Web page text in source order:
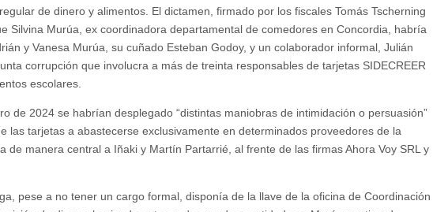
de dinero y alimentos. El dictamen, firmado por los fiscales Tomás Tscherning
Silvina Murúa, ex coordinadora departamental de comedores en Concordia, habría
y Vanesa Murúa, su cuñado Esteban Godoy, y un colaborador informal, Julián
corrupción que involucra a más de treinta responsables de tarjetas SIDECREER
escolares.
de 2024 se habrían desplegado “distintas maniobras de intimidación o persuasión”
las tarjetas a abastecerse exclusivamente en determinados proveedores de la
de manera central a Iñaki y Martín Partarrié, al frente de las firmas Ahora Voy SRL y
pese a no tener un cargo formal, disponía de la llave de la oficina de Coordinación